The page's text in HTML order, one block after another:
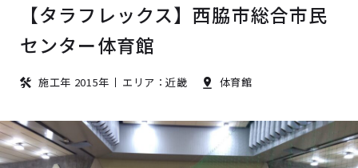
【タラフレックス】西脇市総合市民
センター体育館
施工年 2015年 エリア：近畿 体育館